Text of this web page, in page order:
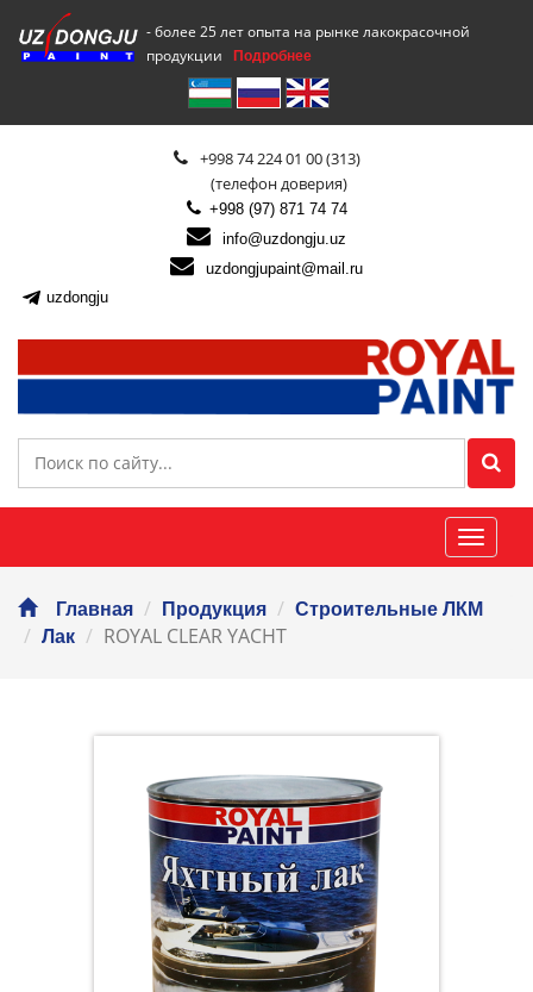
- более 25 лет опыта на рынке лакокрасочной
продукции
Подробнее
+998 74 224 01 00 (313)
(телефон доверия)
+998 (97) 871 74 74
info@uzdongju.uz
uzdongjupaint@mail.ru
uzdongju
Главная Продукция
Строительные ЛКМ
Лак
ROYAL CLEAR YACHT